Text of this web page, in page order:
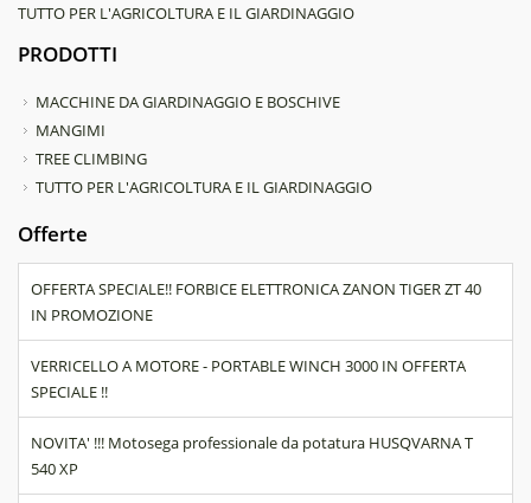
TUTTO PER L'AGRICOLTURA E IL GIARDINAGGIO
PRODOTTI
MACCHINE DA GIARDINAGGIO E BOSCHIVE
MANGIMI
TREE CLIMBING
TUTTO PER L'AGRICOLTURA E IL GIARDINAGGIO
Offerte
OFFERTA SPECIALE!! FORBICE ELETTRONICA ZANON TIGER ZT 40
IN PROMOZIONE
VERRICELLO A MOTORE - PORTABLE WINCH 3000 IN OFFERTA
SPECIALE !!
NOVITA' !!! Motosega professionale da potatura HUSQVARNA T
540 XP